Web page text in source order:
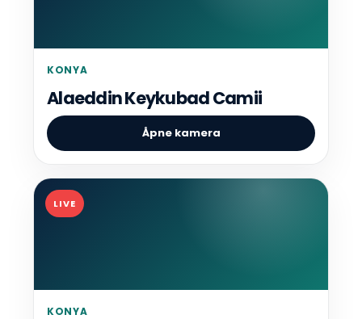
KONYA
Alaeddin Keykubad Camii
Åpne kamera
LIVE
KONYA